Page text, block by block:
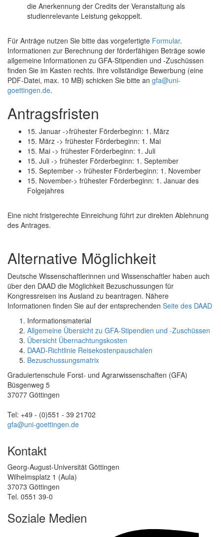
die Anerkennung der Credits der Veranstaltung als
studienrelevante Leistung gekoppelt.
Für Anträge nutzen Sie bitte das vorgefertigte Formular.
Informationen zur Berechnung der förderfähigen Beträge sowie
allgemeine Informationen zu GFA-Stipendien und -Zuschüssen
finden Sie im Kasten rechts. Ihre vollständige Bewerbung (eine
PDF-Datei, max. 10 MB) schicken Sie bitte an gfa@uni-
goettingen.de.
Antragsfristen
15. Januar ->frühester Förderbeginn: 1. März
15. März -> frühester Förderbeginn: 1. Mai
15. Mai -> frühester Förderbeginn: 1. Juli
15. Juli -> frühester Förderbeginn: 1. September
15. September -> frühester Förderbeginn: 1. November
15. November-> frühester Förderbeginn: 1. Januar des
Folgejahres
Eine nicht fristgerechte Einreichung führt zur direkten Ablehnung
des Antrages.
Alternative Möglichkeit
Deutsche Wissenschaftlerinnen und Wissenschaftler haben auch
über den DAAD die Möglichkeit Bezuschussungen für
Kongressreisen ins Ausland zu beantragen. Nähere
Informationen finden Sie auf der entsprechenden Seite des DAAD
Informationsmaterial
Allgemeine Übersicht zu GFA-Stipendien und -Zuschüssen
Übersicht Übernachtungskosten
DAAD-Richtlinie Reisekostenpauschalen
Bezuschussungsmatrix
Graduiertenschule Forst- und Agrarwissenschaften (GFA)
Büsgenweg 5
37077 Göttingen
Tel: +49 - (0)551 - 39 21702
gfa@uni-goettingen.de
Kontakt
Georg-August-Universität Göttingen
Wilhelmsplatz 1 (Aula)
37073 Göttingen
Tel. 0551 39-0
Soziale Medien